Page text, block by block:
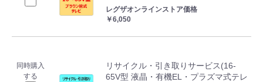
レグザオンラインストア価格
￥6,050
同時購入
する
リサイクル・引き取りサービス(16-
65V型 液晶・有機EL・プラズマ式テレ